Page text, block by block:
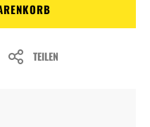
TEILEN